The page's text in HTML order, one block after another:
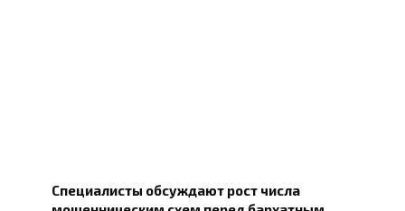
Специалисты обсуждают рост числа